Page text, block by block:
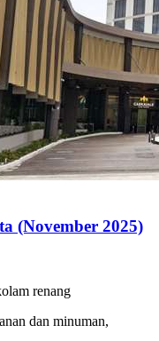
(November 2025)
renang
dan minuman,